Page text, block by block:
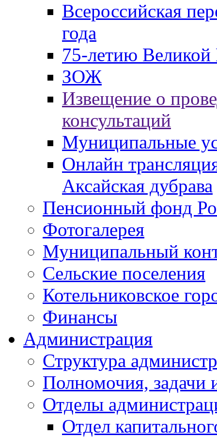
Всероссийская
года
75-летию
ЗОЖ
Извещение о
консультаций
Муниципальные
Онлайн
Аксайская дубрава
Пенсионный фонд
Фотогалерея
Муниципальный
Сельские поселения
Котельниковское
Финансы
Администрация
Структура
Полномочия, задачи
Отделы
Отдел